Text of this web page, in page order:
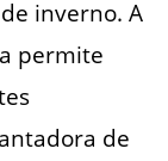
inverno. A
permite
de